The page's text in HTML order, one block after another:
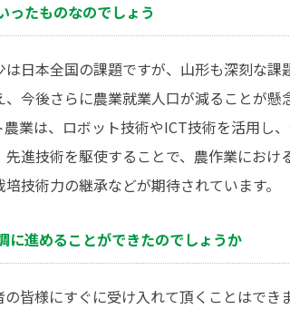
たものなのでしょう
日本全国の課題ですが、山形も深刻な
今後さらに農業就業人口が減ることが
業は、ロボット技術やICT技術を活用し
進技術を駆使することで、農作業にお
技術力の継承などが期待されています。
進めることができたのでしょうか
皆様にすぐに受け入れて頂くことはで